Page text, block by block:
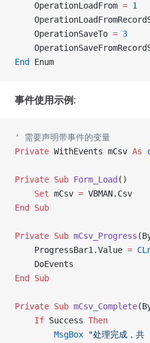
    OperationLoadFrom
= 1
    OperationSaveTo
= 3
End
Enum
事件使用示例 :
' 需要声明带事件的变量
Private WithEvents mCsv As
Private Sub Form_Load ()
    Set
mCsv = VBMAN.Csv
End Sub
Private Sub mCsv_Progress
    ProgressBar1.Value
=
    DoEvents
End Sub
Private Sub mCsv_Complete
    If
Success Then
        MsgBox
"处理完成，共